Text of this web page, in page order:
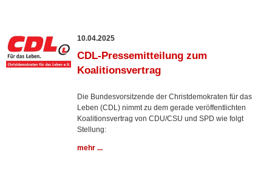
10.04.2025
CDL-Pressemitteilung zum
Koalitionsvertrag
Die Bundesvorsitzende der Christdemokraten für das
Leben (CDL) nimmt zu dem gerade veröffentlichten
Koalitionsvertrag von CDU/CSU und SPD wie folgt
Stellung:
mehr ...